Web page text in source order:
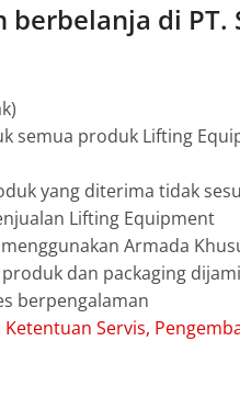
di PT.
semua produk Lifting
yang diterima tidak
Lifting Equipment
Armada
dan packaging
berpengalaman
Ketentuan Servis,